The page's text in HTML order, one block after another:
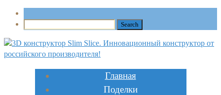
Главная
Поделки